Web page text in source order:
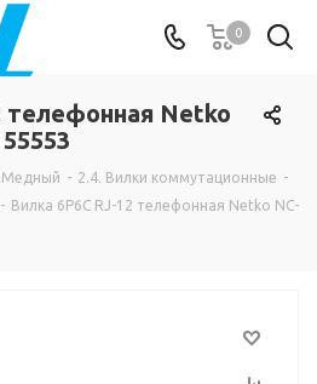
0
телефонная Netko
Медный - 2.4. Вилки коммутационные -
- Вилка 6P6C RJ-12 телефонная Netko NC-